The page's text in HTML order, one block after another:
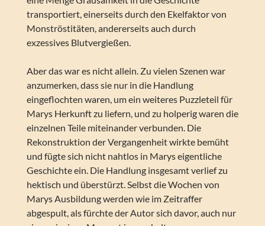
transportiert, einerseits durch den Ekelfaktor von
Monströstitäten, andererseits auch durch
exzessives Blutvergießen.
Aber das war es nicht allein. Zu vielen Szenen war
anzumerken, dass sie nur in die Handlung
eingeflochten waren, um ein weiteres Puzzleteil für
Marys Herkunft zu liefern, und zu holperig waren die
einzelnen Teile miteinander verbunden. Die
Rekonstruktion der Vergangenheit wirkte bemüht
und fügte sich nicht nahtlos in Marys eigentliche
Geschichte ein. Die Handlung insgesamt verlief zu
hektisch und überstürzt. Selbst die Wochen von
Marys Ausbildung werden wie im Zeitraffer
abgespult, als fürchte der Autor sich davor, auch nur